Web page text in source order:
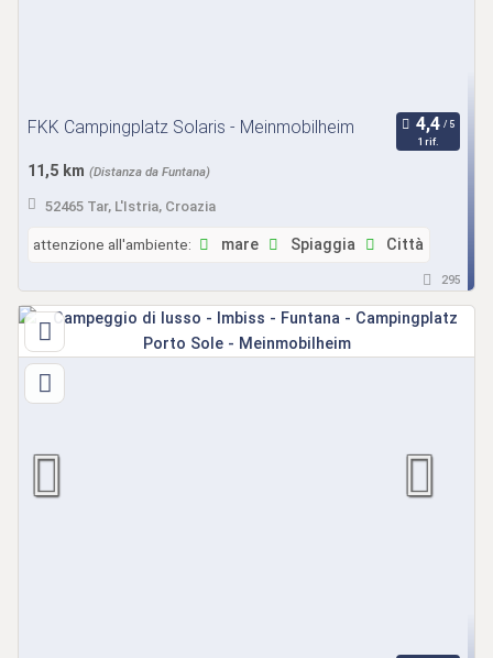
FKK Campingplatz Solaris - Meinmobilheim
1 rif.
11,5 km (Distanza da Funtana)
52465 Tar, L'Istria, Croazia
attenzione all'ambiente: mare Spiaggia Città
295